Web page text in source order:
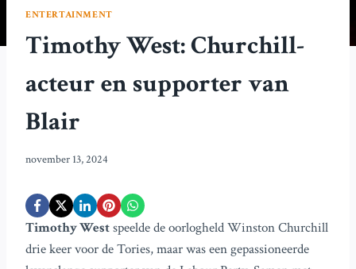
ENTERTAINMENT
Timothy West: Churchill-
acteur en supporter van
Blair
november 13, 2024
Timothy Westspeelde de oorlogheld Winston Churchill
drie keer voor de Tories, maar was een gepassioneerde